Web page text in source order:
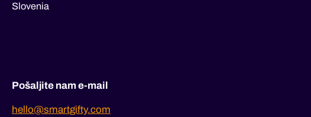
Slovenia
Pošaljite nam e-mail
hello@smartgifty.com